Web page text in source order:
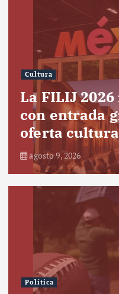
Cultura
La FILIJ
con entrada
oferta
agosto 9, 2026
Política